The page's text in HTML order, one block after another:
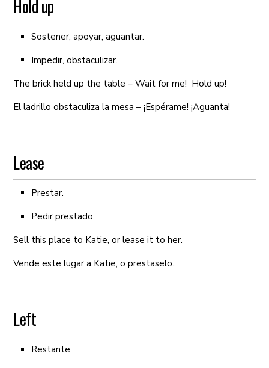
Hold up
Sostener, apoyar, aguantar.
Impedir, obstaculizar.
The brick held up the table – Wait for me! Hold up!
El ladrillo obstaculiza la mesa – ¡Espérame! ¡Aguanta!
Lease
Prestar.
Pedir prestado.
Sell this place to Katie, or lease it to her.
Vende este lugar a Katie, o prestaselo..
Left
Restante